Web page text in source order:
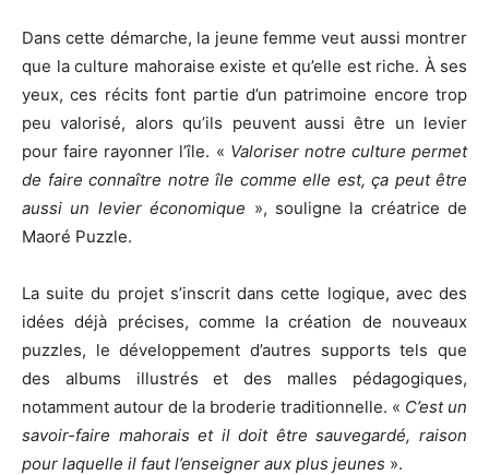
Dans cette démarche, la jeune femme veut aussi montrer
que la culture mahoraise existe et qu’elle est riche. À ses
yeux, ces récits font partie d’un patrimoine encore trop
peu valorisé, alors qu’ils peuvent aussi être un levier
pour faire rayonner l’île. « Valoriser notre culture permet
de faire connaître notre île comme elle est, ça peut être
aussi un levier économique », souligne la créatrice de
Maoré Puzzle.
La suite du projet s’inscrit dans cette logique, avec des
idées déjà précises, comme la création de nouveaux
puzzles, le développement d’autres supports tels que
des albums illustrés et des malles pédagogiques,
notamment autour de la broderie traditionnelle. « C’est un
savoir-faire mahorais et il doit être sauvegardé, raison
pour laquelle il faut l’enseigner aux plus jeunes ».